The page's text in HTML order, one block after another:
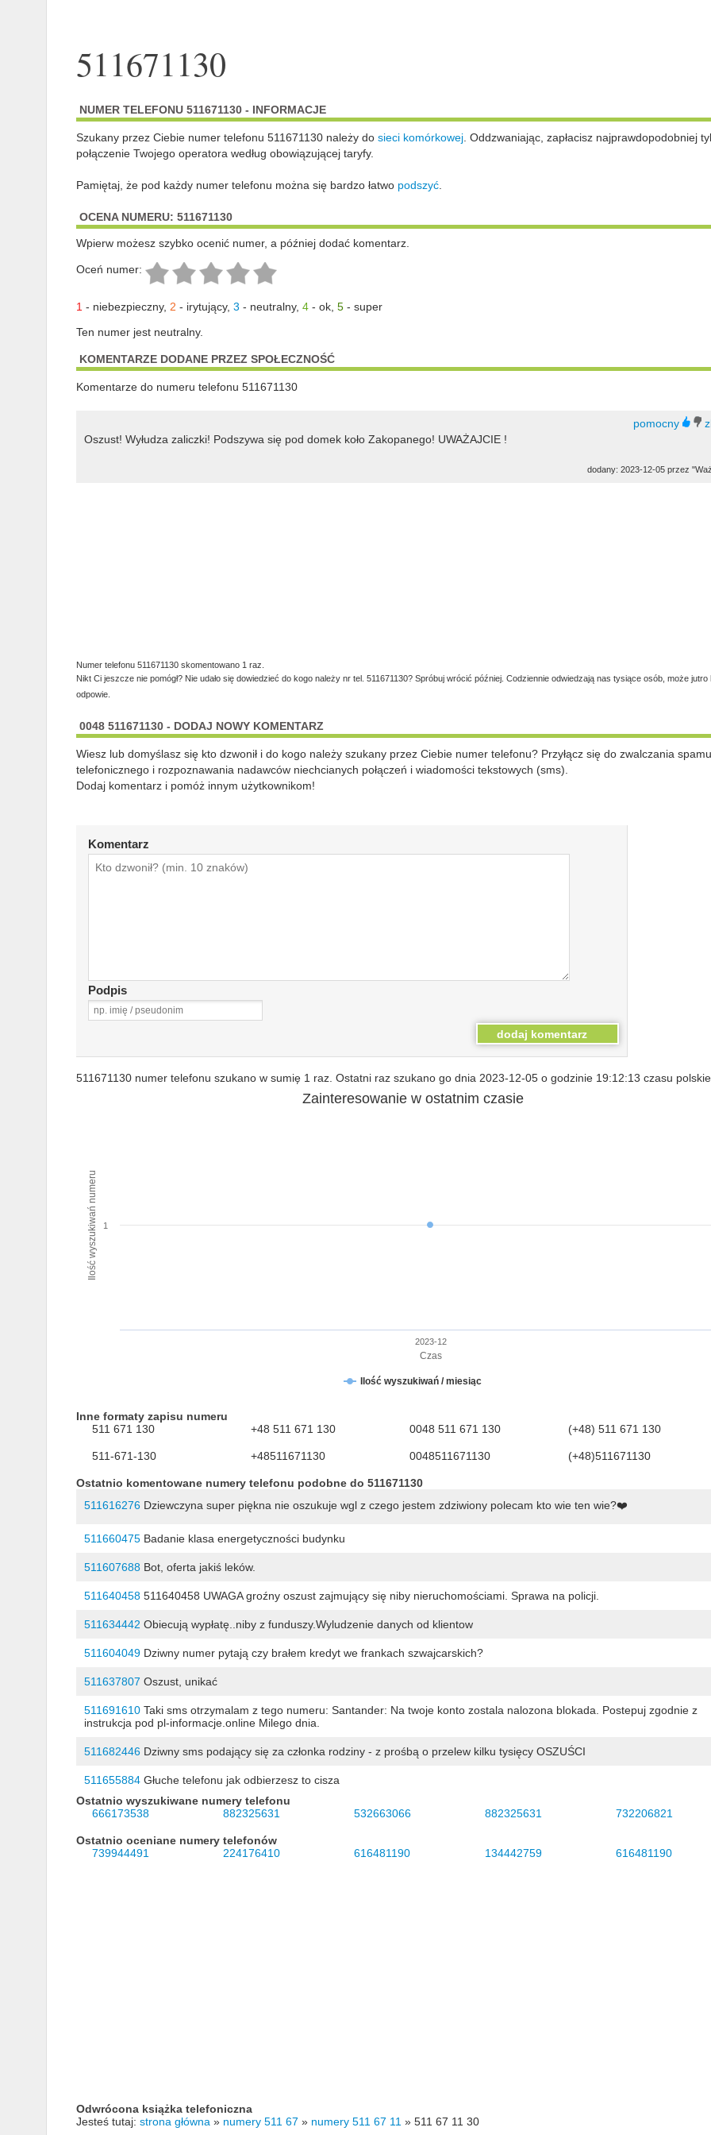
511671130
NUMER TELEFONU 511671130 - INFORMACJE
Szukany przez Ciebie numer telefonu 511671130 należy do sieci komórkowej. Oddzwaniając, zapłacisz najprawdopodobniej
połączenie Twojego operatora według obowiązującej taryfy.
Pamiętaj, że pod każdy numer telefonu można się bardzo łatwo podszyć.
OCENA NUMERU: 511671130
Wpierw możesz szybko ocenić numer, a później dodać komentarz.
Oceń numer:
1- niebezpieczny, 2 - irytujący, 3 - neutralny, 4- ok, 5- super
Ten numer jest neutralny.
KOMENTARZE DODANE PRZEZ SPOŁECZNOŚĆ
Komentarze do numeru telefonu 511671130
Oszust! Wyłudza zaliczki! Podszywa się pod domek koło Zakopanego! UWAŻAJCIE !
dodany: 2023-12-05 przez
Numer telefonu 511671130 skomentowano 1 raz.
Nikt Ci jeszcze nie pomógł? Nie udało się dowiedzieć do kogo należy nr tel. 511671130? Spróbuj wrócić później. Codziennie odwiedzają nas tysiące osób, może jutro
odpowie.
0048 511671130 - DODAJ NOWY KOMENTARZ
Wiesz lub domyślasz się kto dzwonił i do kogo należy szukany przez Ciebie numer telefonu? Przyłącz się do zwalczania spamu
telefonicznego i rozpoznawania nadawców niechcianych połączeń i wiadomości tekstowych (sms).
Dodaj komentarz i pomóż innym użytkownikom!
Komentarz
Podpis
511671130 numer telefonu szukano w sumię 1 raz. Ostatni raz szukano go dnia 2023-12-05 o godzinie 19:12:13 czasu
Czas
Ilość wyszukiwań numeru
Zainteresowanie w ostatnim czasie
Ilość wyszukiwań / miesiąc
2023-12
1
Inne formaty zapisu numeru
511 671 130
+48 511 671 130 0048 511 671 130 (+48) 511 671 130
511-671-130 +48511671130 0048511671130 (+48)511671130
Ostatnio komentowane numery telefonu podobne do 511671130
511616276Dziewczyna super piękna nie oszukuje wgl z czego jestem zdziwiony polecam kto wie ten wie?❤️
511660475Badanie klasa energetyczności budynku
511607688Bot, oferta jakiś leków.
511640458511640458 UWAGA groźny oszust zajmujący się niby nieruchomościami. Sprawa na policji.
511634442 Obiecują wypłatę..niby z funduszy.Wyludzenie danych od klientow
511604049Dziwny numer pytają czy brałem kredyt we frankach szwajcarskich?
511637807 Oszust, unikać
511691610Taki sms otrzymalam z tego numeru: Santander: Na twoje konto zostala nalozona blokada. Postepuj zgodnie z
instrukcja pod pl-informacje.online Milego dnia.
511682446Dziwny sms podający się za członka rodziny - z prośbą o przelew kilku tysięcy OSZUŚCI
511655884Głuche telefonu jak odbierzesz to cisza
Ostatnio wyszukiwane numery telefonu
666173538
882325631 532663066 882325631 732206821
Ostatnio oceniane numery telefonów
739944491
224176410 616481190 134442759 616481190
Odwrócona książka telefoniczna
Jesteś tutaj: strona główna » numery 511 67 » numery 511 67 11 » 511 67 11 30